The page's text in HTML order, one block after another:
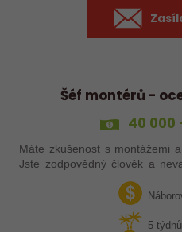
Šéf montérů -
40 000
Máte zkušenost s montážemi
Jste zodpovědný člověk a
5